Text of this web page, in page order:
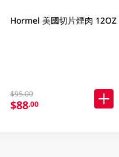
Hormel 美國切片煙肉 12OZ
$95.00
$88.00